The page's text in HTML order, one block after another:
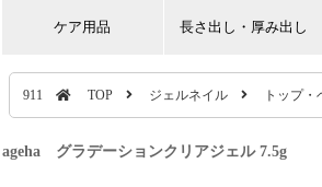
ケア用品 長さ出し・厚み出し
911 TOP ジェルネイル トップ
ageha グラデーションクリアジェル 7.5g